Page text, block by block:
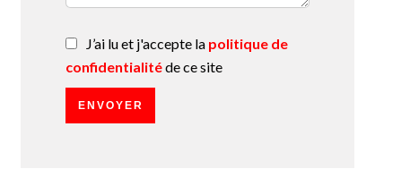
J’ai lu et j'accepte la politique de
confidentialitéde ce site
ENVOYER